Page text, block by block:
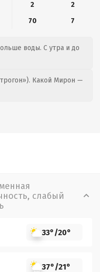
2
2
70 7
воды. С утра и до
Какой Мирон —
слабый
33°/20°
37°/21°